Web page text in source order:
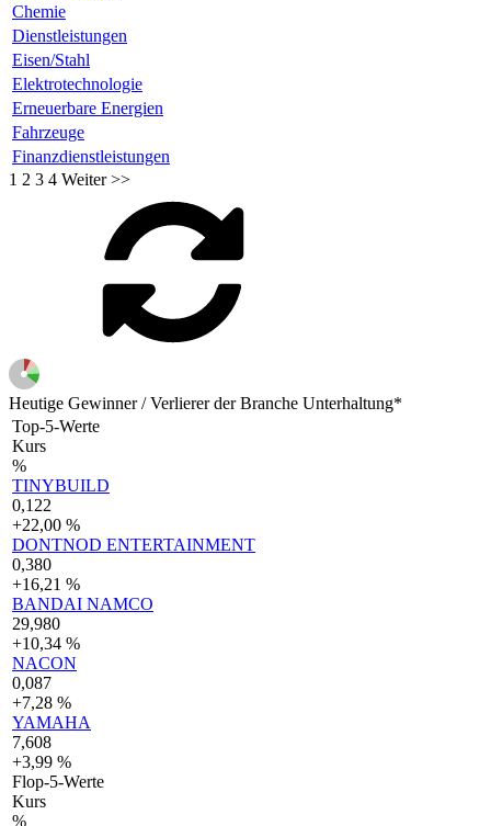
Chemie
Dienstleistungen
Eisen/Stahl
Elektrotechnologie
Erneuerbare Energien
Fahrzeuge
Finanzdienstleistungen
1 2 3 4 Weiter >>
Heutige Gewinner / Verlierer der Branche Unterhaltung*
Top-5-Werte
Kurs
%
TINYBUILD
0,122
+22,00 %
DONTNOD ENTERTAINMENT
0,380
+16,21 %
BANDAI NAMCO
29,980
+10,34 %
NACON
0,087
+7,28 %
YAMAHA
7,608
+3,99 %
Flop-5-Werte
Kurs
%